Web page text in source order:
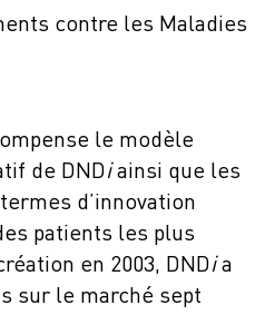
contre les Maladies
le modèle
de DNDiainsi que les
d’innovation
patients les plus
en 2003, DNDia
sur le marché sept